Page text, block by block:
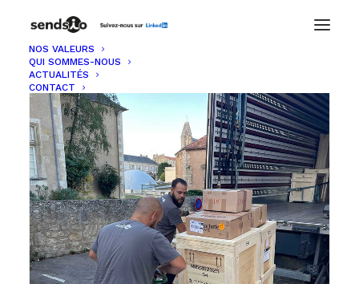
NOS VALEURS
QUI SOMMES-NOUS
ACTUALITÉS
CONTACT